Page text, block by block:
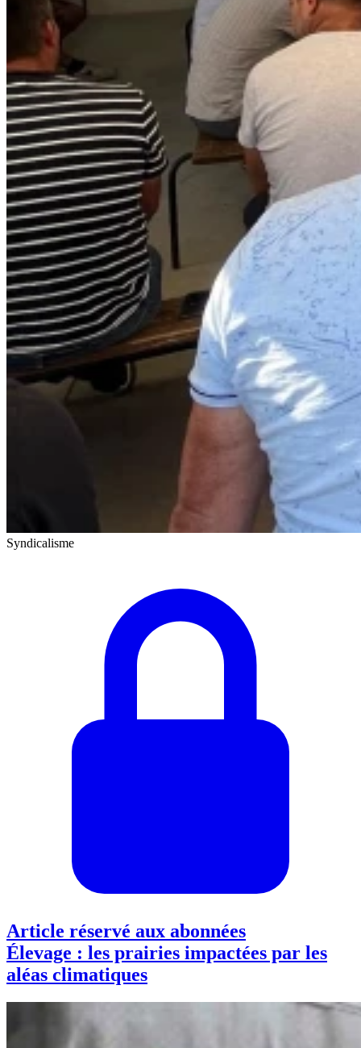
Syndicalisme
Article réservé aux abonnées
Élevage : les prairies impactées par les
aléas climatiques